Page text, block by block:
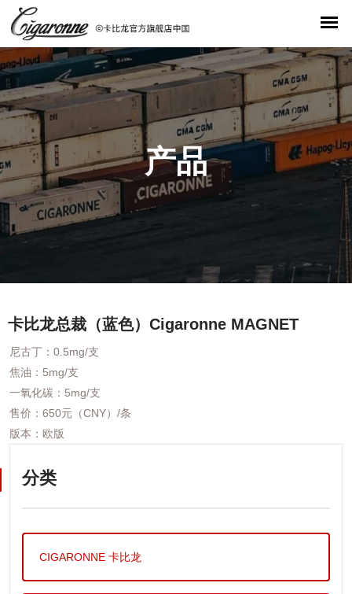
产品
卡比龙总裁（蓝色）Cigaronne MAGNET
尼古丁：0.5mg/支
焦油：5mg/支
一氧化碳：5mg/支
售价：650元（CNY）/条
版本：欧版
分类
CIGARONNE 卡比龙